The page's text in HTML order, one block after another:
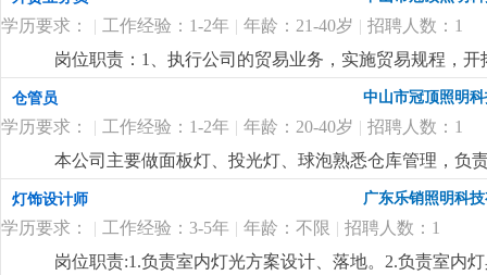
守则外，心须遵守公司制定的工作守则，有违反守则的
优先考虑，男女不限2.英语能力四级以上3.有较好的沟
4.工作有条理，细致、认真、有责任心，办事严谨5.熟
文字撰写能力和较强的沟通协调以及语言表达能力7.上
融入公司文化、热爱公司、热爱本行业、为公司创造效
生产任务、生产顺序及完成期限，产前说明并严格执行
况，调控好生产序次与进度，带领团队按时、保质、保
施且督导实施，确定指标产量并贯彻达成 4.负责安排人
中之自我品质控制及物料损耗有效管制之督导 6.负责品
报表之编制、审核、分析与呈报8.负责作业现场6s工作
位要求:1.1年以上生产现场管理工作经验,有电子产品生
质量控制及生产效率提升4.生产现场''6s‘管理 更详细 ...
学历要求： | 工作经验：1-2年 | 年龄：21-40岁 | 招聘人数：1
岗位职责：1、执行公司的贸易业务，实施贸易规程，
同；3、负责生产跟踪、发货、现场监装；4、负责单证
6、业务相关资料的整理和归档；7、相关业务工作的汇
上.3、会计算机办公软件操作；4、热爱外贸销售工作
较强的事业心、团队合作精神和独立处事能力，勇于开
仓管员 中山市冠顶照明
学历要求： | 工作经验：1-2年 | 年龄：20-40岁 | 招聘人数：1
本公司主要做面板灯、投光灯、球泡熟悉仓库管理，负
灯饰设计师 广东乐销照明科
学历要求： | 工作经验：3-5年 | 年龄：不限 | 招聘人数：1
岗位职责:1.负责室内灯光方案设计、落地。2.负责室内